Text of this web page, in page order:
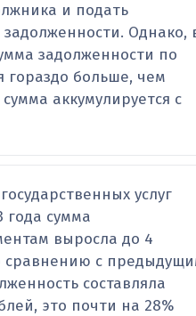
и подать
Однако,
задолженности по
гораздо больше, чем
аккумулируется с
услуг
года сумма
выросла до 4
сравнению с
составляла
это почти на 28%